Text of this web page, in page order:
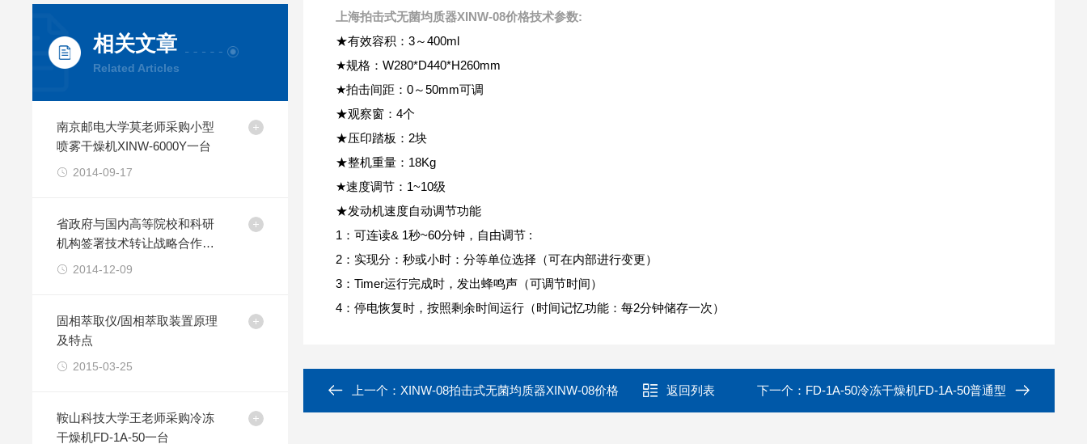
相关文章
Related Articles
南京邮电大学莫老师采购小型
喷雾干燥机XINW-6000Y一台
2014-09-17
省政府与国内高等院校和科研
机构签署技术转让战略合作协
议
2014-12-09
固相萃取仪/固相萃取装置原理
及特点
2015-03-25
鞍山科技大学王老师采购冷冻
干燥机FD-1A-50一台
上海拍击式无菌均质器XINW-08价格技术参数:
★有效容积：3～400ml
★规格：W280*D440*H260mm
★拍击间距：0～50mm可调
★观察窗：4个
★压印踏板：2块
★整机重量：18Kg
★速度调节：1~10级
★发动机速度自动调节功能
1：可连读& 1秒~60分钟，自由调节 :
2：实现分：秒或小时：分等单位选择（可在内部进行变更）
3：Timer运行完成时，发出蜂鸣声（可调节时间）
4：停电恢复时，按照剩余时间运行（时间记忆功能：每2分钟储存一次）
上一个：XINW-08拍击式无菌均质器XINW-08价格 返回列表 下一个： FD-1A-50冷冻干燥机FD-1A-50普通型